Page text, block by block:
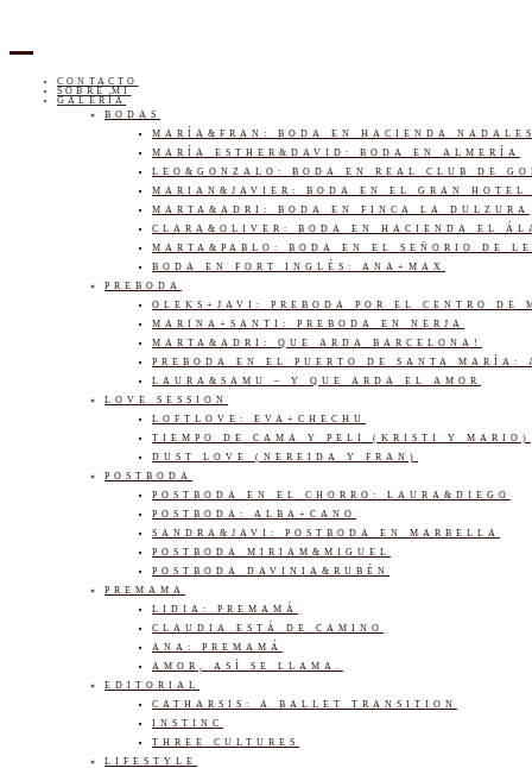
CONTACTO
SOBRE MI
GALERÍA
BODAS
MARÍA&FRAN: BODA EN HACIENDA NADALES
MARÍA ESTHER&DAVID: BODA EN ALMERÍA
LEO&GONZALO: BODA EN REAL CLUB DE
MARIAN&JAVIER: BODA EN EL GRAN HOTEL
MARTA&ADRI: BODA EN FINCA LA DULZURA
CLARA&OLIVER: BODA EN HACIENDA EL
MARTA&PABLO: BODA EN EL SEÑORIO DE
BODA EN FORT INGLÉS: ANA+MAX
PREBODA
OLEKS+JAVI: PREBODA POR EL CENTRO DE
MARINA+SANTI: PREBODA EN NERJA
MARTA&ADRI: QUE ARDA BARCELONA!
PREBODA EN EL PUERTO DE SANTA MARÍA:
LAURA&SAMU – Y QUE ARDA EL AMOR
LOVE SESSION
LOFTLOVE: EVA+CHECHU
TIEMPO DE CAMA Y PELI (KRISTI Y MARIO)
DUST LOVE (NEREIDA Y FRAN)
POSTBODA
POSTBODA EN EL CHORRO: LAURA&DIEGO
POSTBODA: ALBA+CANO
SANDRA&JAVI: POSTBODA EN MARBELLA
POSTBODA MIRIAM&MIGUEL
POSTBODA DAVINIA&RUBÉN
PREMAMA
LIDIA: PREMAMÁ
CLAUDIA ESTÁ DE CAMINO
ANA: PREMAMÁ
AMOR, ASÍ SE LLAMA.
EDITORIAL
CATHARSIS: A BALLET TRANSITION
INSTINC
THREE CULTURES
LIFESTYLE